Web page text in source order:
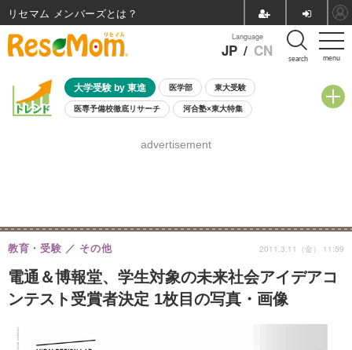
menu
Language
JP / CN search
大学受験 by 東進 医学部 東大受験
医専予備校徹底リサーチ 河合塾×東大特集
8月開催学校説明会・相談会
advertisement
電通＆博報堂、学生対象の未来社会アイデアコ
ンテスト受賞者決定 1枚目の写真・画像
教育・受験 その他 2011.3.11（金） 11:59
リセマム メンバーズ